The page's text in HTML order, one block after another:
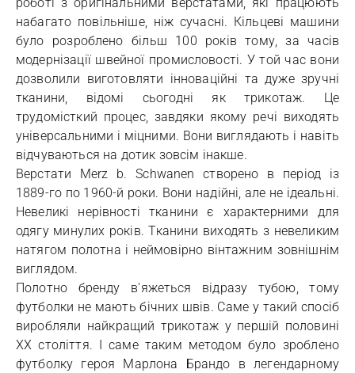
набагато повільніше, ніж сучасні. Кільцеві машини
було розроблено більш 100 років тому, за часів
модернізації швейної промисловості. У той час вони
дозволили виготовляти інноваційні та дуже зручні
тканини, відомі сьогодні як трикотаж. Це
трудомісткий процес, завдяки якому речі виходять
універсальними і міцними. Вони виглядають і навіть
відчуваються на дотик зовсім інакше.
Верстати Merz b. Schwanen створено в період із
1889-го по 1960-й роки. Вони надійні, але не ідеальні.
Невеликі нерівності тканини є характерними для
одягу минулих років. Тканини виходять з невеликим
натягом полотна і неймовірно вінтажним зовнішнім
виглядом.
Полотно бренду в'яжеться відразу тубою, тому
футболки не мають бічних швів. Саме у такий спосіб
виробляли найкращий трикотаж у першій половині
XX століття. І саме таким методом було зроблено
футболку героя Марлона Брандо в легендарному